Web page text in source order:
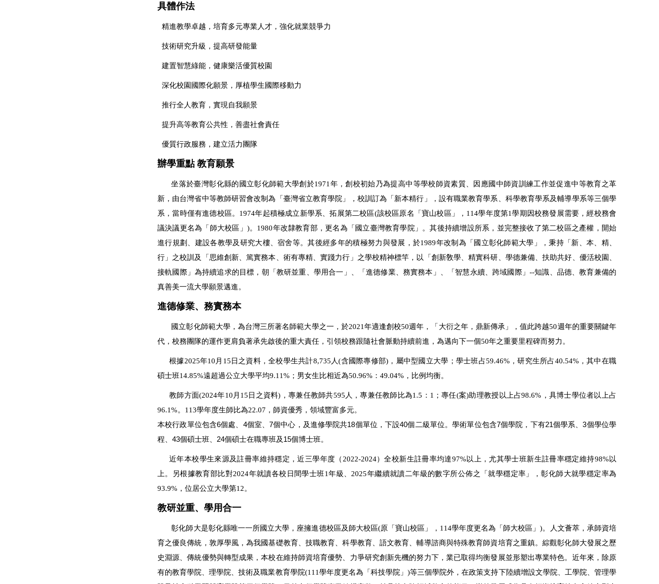
具體作法
精進教學卓越，培育多元專業人才，強化就業競爭力
技術研究升級，提高研發能量
建置智慧綠能，健康樂活優質校園
深化校園國際化願景，厚植學生國際移動力
推行全人教育，實現自我願景
提升高等教育公共性，善盡社會責任
優質行政服務，建立活力團隊
辦學重點 教育願景
坐落於臺灣彰化縣的國立彰化師範大學創於1971年，創校初始乃為提高中等學校師資素質、因應國中師資訓練工作並促進中等教育之革
新，由台灣省中等教師研習會改制為「臺灣省立教育學院」，校訓訂為「新本精行」，設有職業教育學系、科學教育學系及輔導學系等三個學
系，當時僅有進德校區。1974年起積極成立新學系、拓展第二校區(該校區原名「寶山校區」，114學年度第1學期因校務發展需要，經校務會
議決議更名為「師大校區」)。1980年改隸教育部，更名為「國立臺灣教育學院」。其後持續增設所系，並完整接收了第二校區之產權，開始
進行規劃、建設各教學及研究大樓、宿舍等。其後經多年的積極努力與發展，於1989年改制為「國立彰化師範大學」，秉持「新、本、精、
行」之校訓及「思維創新、篤實務本、術有專精、實踐力行」之學校精神標竿，以「創新敎學、精實科研、學德兼備、扶助共好、優活校園、
接軌國際」為持續追求的目標，朝「教研並重、學用合一」、「進德修業、務實務本」、「智慧永續、跨域國際」--知識、品德、教育兼備的
真善美一流大學願景邁進。
進德修業、務實務本
國立彰化師範大學，為台灣三所著名師範大學之一，於2021年適逢創校50週年，「大衍之年，鼎新傳承」，值此跨越50週年的重要關鍵年
代，校務團隊的運作更肩負著承先啟後的重大責任，引領校務跟隨社會脈動持續前進，為邁向下一個50年之重要里程碑而努力。
根據2025年10月15日之資料，全校學生共計8,735人(含國際專修部)，屬中型國立大學；學士班占59.46%，研究生所占40.54%，其中在職
碩士班14.85%遠超過公立大學平均9.11%；男女生比相近為50.96%：49.04%，比例均衡。
教師方面(2024年10月15日之資料)，專兼任教師共595人，專兼任教師比為1.5：1；專任(案)助理教授以上占98.6%，具博士學位者以上占
96.1%。113學年度生師比為22.07，師資優秀，領域豐富多元。
本校行政單位包含6個處、4個室、7個中心，及進修學院共18個單位，下設40個二級單位。學術單位包含7個學院，下有21個學系、3個學位學
程、43個碩士班、24個碩士在職專班及15個博士班。
近年本校學生來源及註冊率維持穩定，近三學年度（2022-2024）全校新生註冊率均達97%以上，尤其學士班新生註冊率穩定維持98%以
上。另根據教育部比對2024年就讀各校日間學士班1年級、2025年繼續就讀二年級的數字所公佈之「就學穩定率」，彰化師大就學穩定率為
93.9%，位居公立大學第12。
教研並重、學用合一
彰化師大是彰化縣唯一一所國立大學，座擁進德校區及師大校區(原「寶山校區」，114學年度更名為「師大校區」)。人文薈萃，承師資培
育之優良傳統，敦厚學風，為我國基礎教育、技職教育、科學教育、語文教育、輔導諮商與特殊教育師資培育之重鎮。綜觀彰化師大發展之歷
史淵源、傳統優勢與轉型成果，本校在維持師資培育優勢、力爭研究創新先機的努力下，業已取得均衡發展並形塑出專業特色。近年來，除原
有的教育學院、理學院、技術及職業教育學院(111學年度更名為「科技學院」)等三個學院外，在政策支持下陸續增設文學院、工學院、管理學